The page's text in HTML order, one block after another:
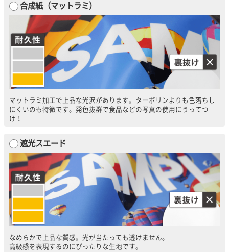
合成紙（マットラミ）
マットラミ加工で上品な光沢があります。ターポリンよりも色落ちし
にくいのも特徴です。発色抜群で食品などの写真の使用にうってつ
け！
遮光スエード
なめらかで上品な質感。光が当たっても透けません。
高級感を表現するのにぴったりな生地です。